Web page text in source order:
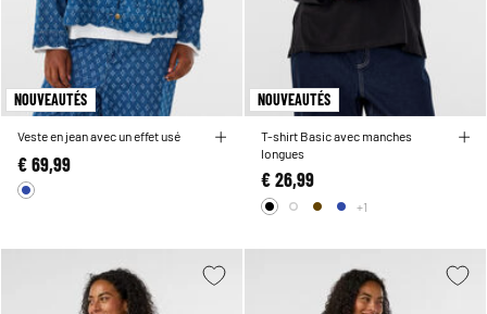
NOUVEAUTÉS
Veste en jean avec un effet usé
€ 69,99
NOUVEAUTÉS
T-shirt Basic avec manches
longues
€ 26,99
+1